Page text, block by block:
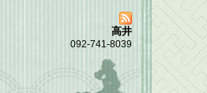
高井
092-741-8039